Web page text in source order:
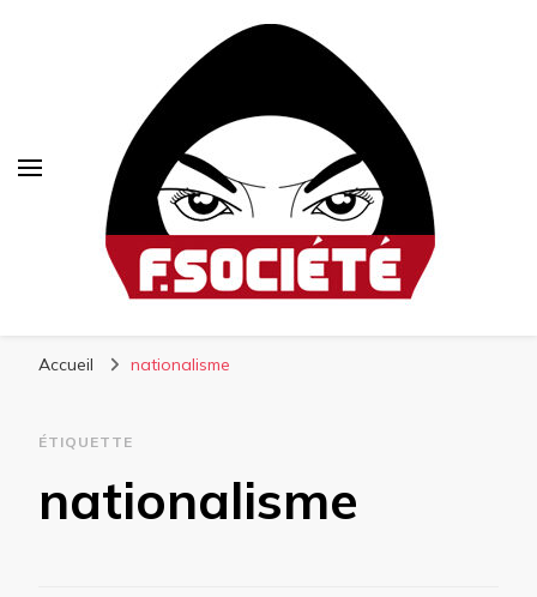
Accueil nationalisme
ÉTIQUETTE
nationalisme